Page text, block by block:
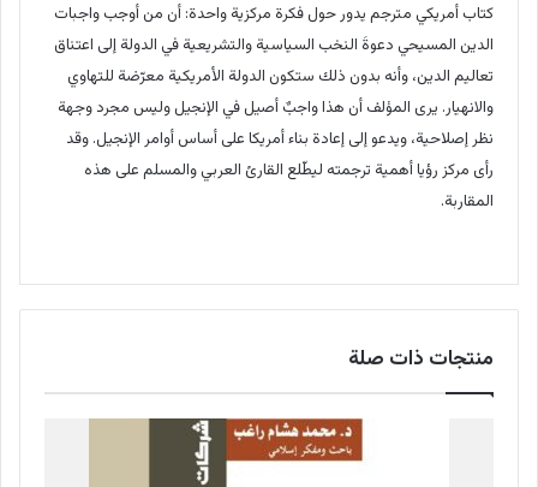
كتاب أمريكي مترجم يدور حول فكرة مركزية واحدة: أن من أوجب واجبات
الدين المسيحي دعوةَ النخب السياسية والتشريعية في الدولة إلى اعتناق
تعاليم الدين، وأنه بدون ذلك ستكون الدولة الأمريكية معرّضة للتهاوي
والانهيار. يرى المؤلف أن هذا واجبٌ أصيل في الإنجيل وليس مجرد وجهة
نظر إصلاحية، ويدعو إلى إعادة بناء أمريكا على أساس أوامر الإنجيل. وقد
رأى مركز رؤيا أهمية ترجمته ليطّلع القارئ العربي والمسلم على هذه
المقاربة.
منتجات ذات صلة